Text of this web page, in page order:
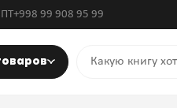
+998 99 908 95 99